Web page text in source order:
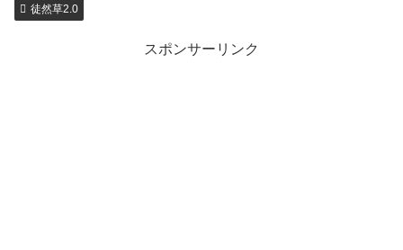
徒然草2.0
スポンサーリンク